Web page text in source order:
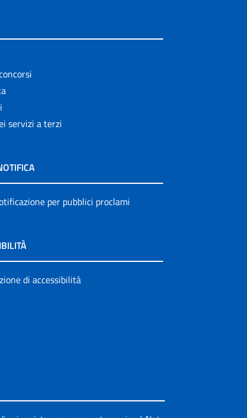
servizi a terzi
per pubblici proclami
di accessibilità